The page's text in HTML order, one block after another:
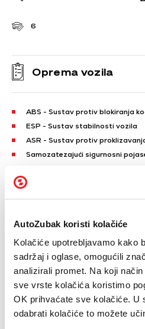
AutoZubak koristi kolačiće
Kolačiće upotrebljavamo kako
sadržaj i oglase, omogućili
analizirali promet. Na koji
sve vrste kolačića koristimo
OK prihvaćate sve kolačiće. U
odabrati kolačiće to možete
6
Oprema vozila
ABS - Sustav protiv blokiranja
ESP - Sustav stabilnosti vozila
ASR - Sustav protiv
Samozatezajući sigurnosni
Sustav nadzora pritiska u
Zračni jastuci za vozača i
Parkirni senzori sprijeda
Parkirni senzori straga
Dvozonski automatski klima
Centralno zaključavanje s
Otključavanje i pokretanje vozila
Električno podizanje prednjih